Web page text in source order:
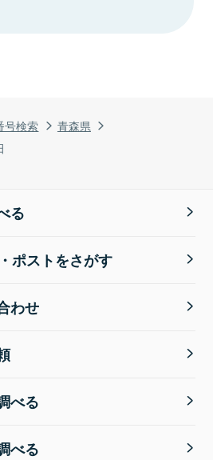
号検索
青森県
る
ポストをさがす
わせ
べる
べる